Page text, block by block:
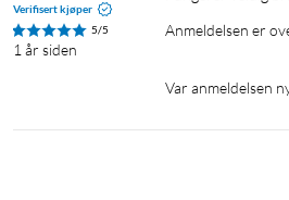
Verifisert kjøper
5/5
1 år siden
Anmeldelsen er
Var anmeldelsen